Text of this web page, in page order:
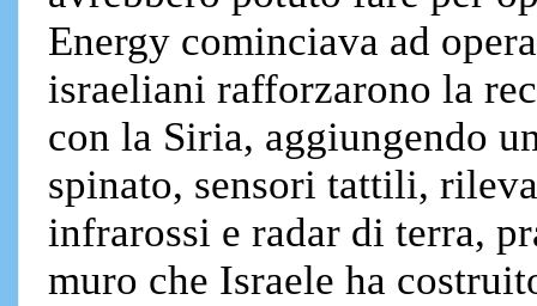
Energy cominciava ad
israeliani rafforzarono la
con la Siria, aggiungendo
spinato, sensori tattili,
infrarossi e radar di terra,
muro che Israele ha